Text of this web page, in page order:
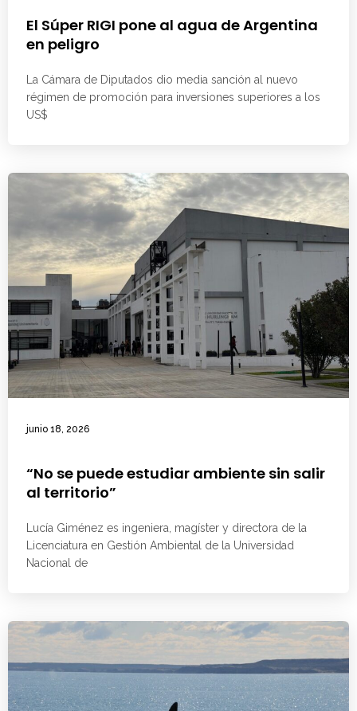
El Súper RIGI pone al agua de Argentina
en peligro
La Cámara de Diputados dio media sanción al nuevo
régimen de promoción para inversiones superiores a los
US$
junio 18, 2026
“No se puede estudiar ambiente sin salir
al territorio”
Lucía Giménez es ingeniera, magíster y directora de la
Licenciatura en Gestión Ambiental de la Universidad
Nacional de